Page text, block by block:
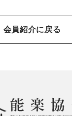
会員紹介に戻る